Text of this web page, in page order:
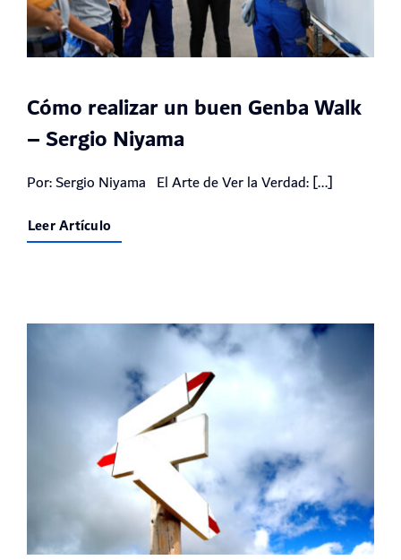
Cómo realizar un buen Genba Walk
– Sergio Niyama
Por: Sergio Niyama El Arte de Ver la Verdad: [...]
Leer Artículo